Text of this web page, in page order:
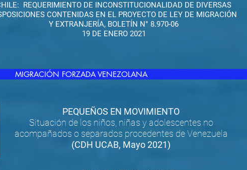
REQUERIMIENTO DE INCONSTITUCIONALIDAD DE DIVERSAS
CONTENIDAS EN EL PROYECTO DE LEY DE MIGRACIÓN
Y EXTRANJERÍA, BOLETÍN N° 8.970-06
19 DE ENERO 2021
MIGRACIÓN FORZADA VENEZOLANA
PEQUEÑOS EN MOVIMIENTO
Situación de los niños, niñas y adolescentes no
acompañados o separados procedentes de Venezuela
(CDH UCAB, Mayo 2021)